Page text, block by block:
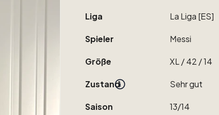
Liga La Liga [ES]
Spieler Messi
Größe XL ​/​42 ​/​14
Zustand Sehrgut
Saison 13​/​14